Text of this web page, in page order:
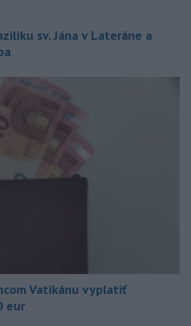
sv. Jána v Lateráne a
Vatikánu vyplatiť
eur